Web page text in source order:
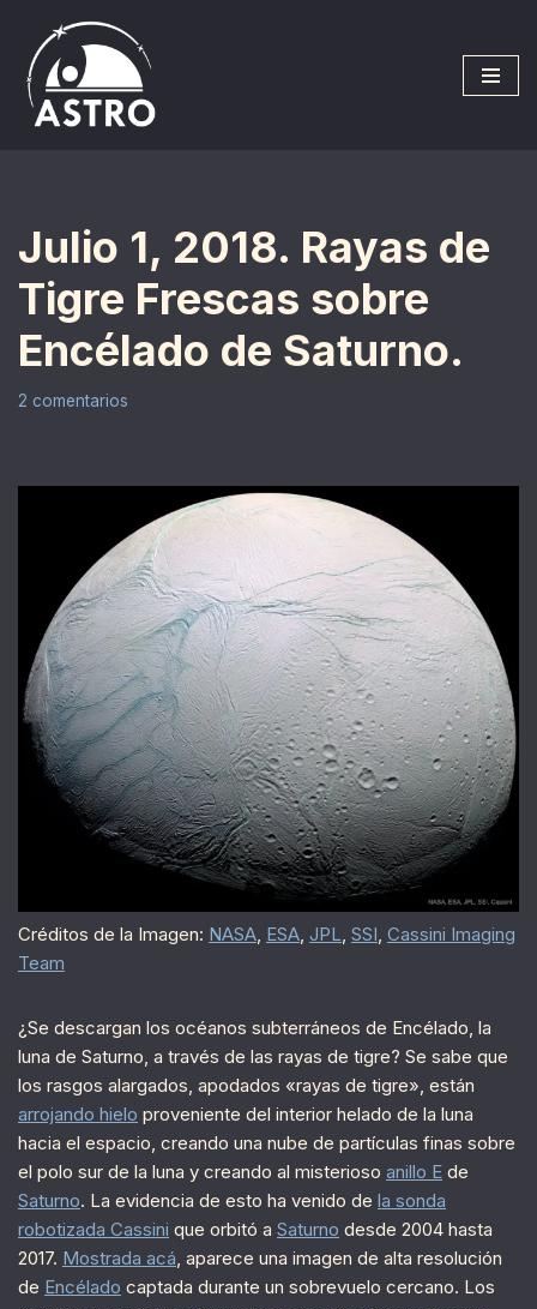
Saltar
al
contenido
Julio 1, 2018. Rayas de
Tigre Frescas sobre
Encélado de Saturno.
2 comentarios
Créditos de la Imagen: NASA, ESA, JPL, SSI, Cassini Imaging
Team
¿Se descargan los océanos subterráneos de Encélado, la
luna de Saturno, a través de las rayas de tigre? Se sabe que
los rasgos alargados, apodados «rayas de tigre», están
arrojando hielo proveniente del interior helado de la luna
hacia el espacio, creando una nube de partículas finas sobre
el polo sur de la luna y creando al misterioso anillo E de
Saturno. La evidencia de esto ha venido de la sonda
robotizada Cassini que orbitó a Saturno desde 2004 hasta
2017. Mostrada acá, aparece una imagen de alta resolución
de Encélado captada durante un sobrevuelo cercano. Los